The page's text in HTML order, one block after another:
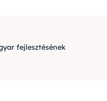
fejlesztésének